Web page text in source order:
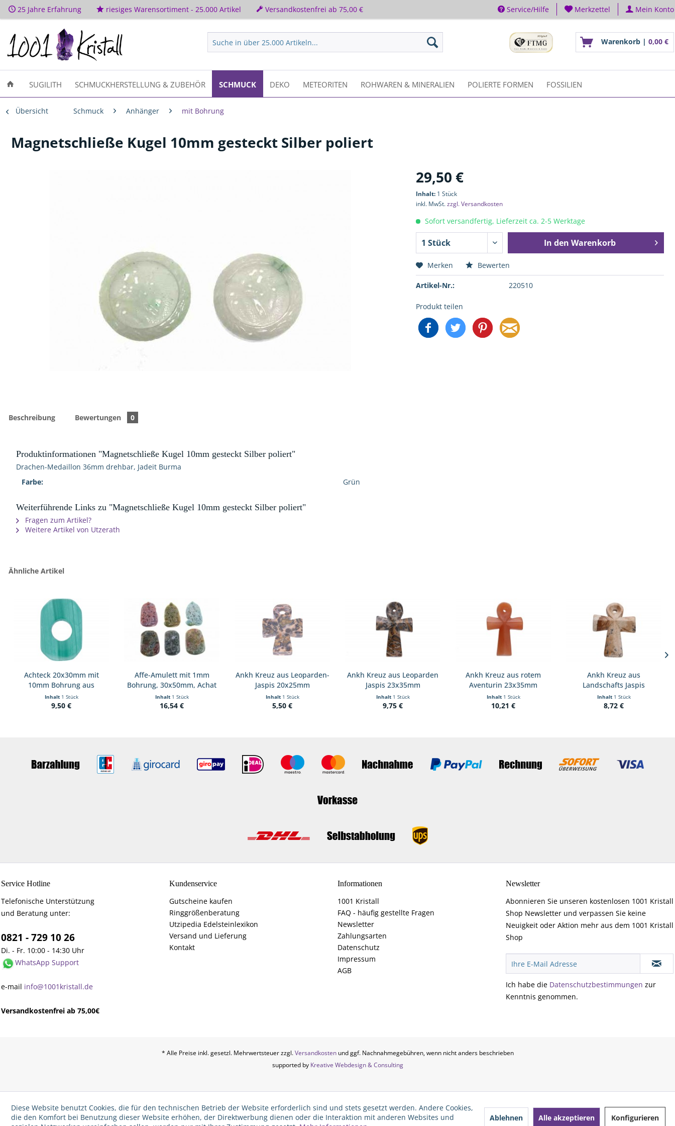
25 Jahre Erfahrung riesiges Warensortiment - 25.000 Artikel Versandkostenfrei ab 75,00 € Service/Hilfe Merkzettel Mein Konto
Warenkorb | 0,00 €
SUGILITH SCHMUCKHERSTELLUNG & ZUBEHÖR SCHMUCK DEKO METEORITEN ROHWAREN & MINERALIEN POLIERTE FORMEN FOSSILIEN
Übersicht Schmuck Anhänger mit Bohrung
Magnetschließe Kugel 10mm gesteckt Silber poliert
29,50 €
Inhalt: 1 Stück
inkl. MwSt.zzgl. Versandkosten
Sofort versandfertig, Lieferzeit ca. 2-5 Werktage
In den Warenkorb
Merken Bewerten
Artikel-Nr.: 220510
Produkt teilen
Beschreibung Bewertungen 0
Produktinformationen "Magnetschließe Kugel 10mm gesteckt Silber poliert"
Drachen-Medaillon 36mm drehbar, Jadeit Burma
Farbe:
Grün
Weiterführende Links zu "Magnetschließe Kugel 10mm gesteckt Silber poliert"
Fragen zum Artikel?
Weitere Artikel von Utzerath
Ähnliche Artikel
Achteck 20x30mm mit
10mm Bohrung aus
Malachit
Inhalt 1 Stück
9,50 €
Affe-Amulett mit 1mm
Bohrung, 30x50mm, Achat
Inhalt 1 Stück
16,54 €
Ankh Kreuz aus Leoparden-
Jaspis 20x25mm
Inhalt 1 Stück
5,50 €
Ankh Kreuz aus Leoparden
Jaspis 23x35mm
Inhalt 1 Stück
9,75 €
Ankh Kreuz aus rotem
Aventurin 23x35mm
Inhalt 1 Stück
10,21 €
Ankh Kreuz aus
Landschafts Jaspis
23x35mm
Inhalt 1 Stück
8,72 €
Service Hotline
Telefonische Unterstützung
und Beratung unter:
0821 - 729 10 26
Di. - Fr. 10:00 - 14:30 Uhr
WhatsApp Support
e-mail info@1001kristall.de
Versandkostenfrei ab 75,00€
Kundenservice
Gutscheine kaufen
Ringgrößenberatung
Utzipedia Edelsteinlexikon
Versand und Lieferung
Kontakt
Informationen
1001 Kristall
FAQ - häufig gestellte Fragen
Newsletter
Zahlungsarten
Datenschutz
Impressum
AGB
Newsletter
Abonnieren Sie unseren kostenlosen 1001 Kristall
Shop Newsletter und verpassen Sie keine
Neuigkeit oder Aktion mehr aus dem 1001 Kristall
Shop
Ich habe die Datenschutzbestimmungen zur
Kenntnis genommen.
* Alle Preise inkl. gesetzl. Mehrwertsteuer zzgl.Versandkostenund ggf. Nachnahmegebühren, wenn nicht anders beschrieben
supported by Kreative Webdesign & Consulting
Diese Website benutzt Cookies, die für den technischen Betrieb der Website erforderlich sind und stets gesetzt werden. Andere Cookies,
die den Komfort bei Benutzung dieser Website erhöhen, der Direktwerbung dienen oder die Interaktion mit anderen Websites und
Ablehnen Alle akzeptieren Konfigurieren